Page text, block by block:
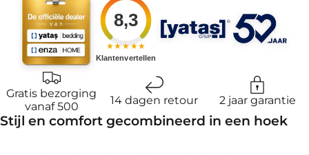
8,3
★★★★★
Klantenvertellen
Gratis bezorging
vanaf 500
14 dagen retour 2 jaar garantie
Stijl en comfort gecombineerd in een hoek